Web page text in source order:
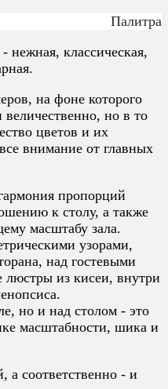
Палитра
нежная, классическая,
на фоне которого
но в то
цветов и их
внимание от главных
пропорций
к столу, а также
масштабу зала.
узорами,
над гостевыми
люстры из кисеи, внутри
но и над столом - это
масштабности, шика и
а соответственно - и